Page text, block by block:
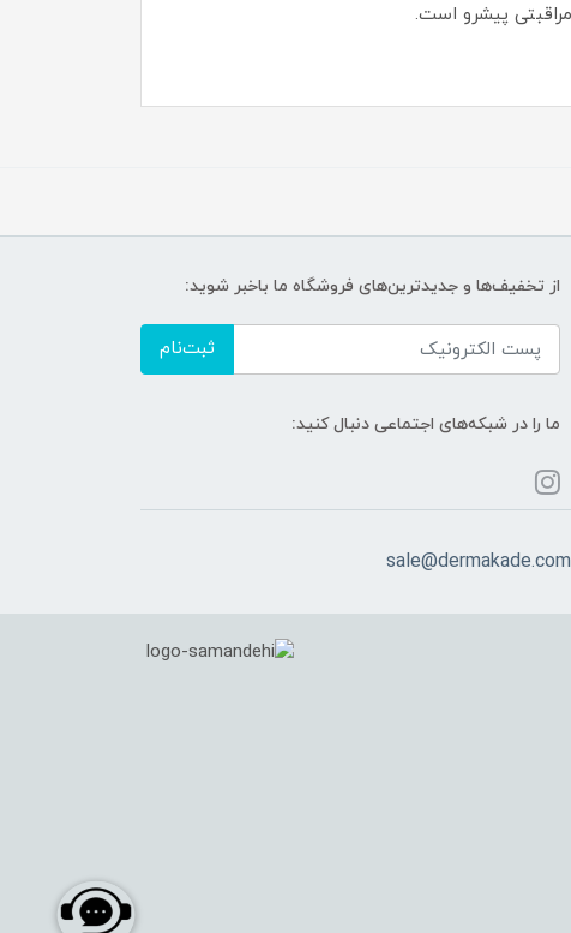
از تخفیف‌ها و جدیدترین‌های فروشگاه ما باخبر شوید:
ثبت‌نام
ما را در شبکه‌های اجتماعی دنبال کنید:
sale@dermakade.com